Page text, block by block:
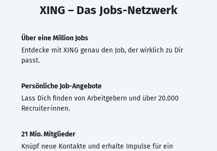
XING – Das Jobs-Netzwerk
Über eine Million Jobs
Entdecke mit XING genau den Job, der wirklich zu Dir
passt.
Persönliche Job-Angebote
Lass Dich finden von Arbeitgebern und über 20.000
Recruiter·innen.
21 Mio. Mitglieder
Knüpf neue Kontakte und erhalte Impulse für ein